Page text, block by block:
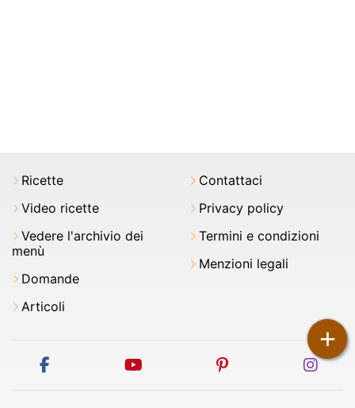
+
Ricette
Video ricette
Vedere l'archivio dei
menù
Domande
Articoli
Contattaci
Privacy policy
Termini e condizioni
Menzioni legali
facebook youtube pinterest